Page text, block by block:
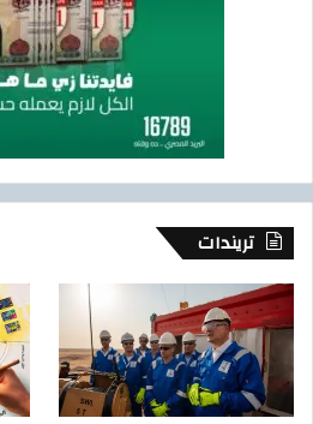
تريندات